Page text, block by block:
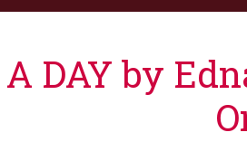
A DAY by